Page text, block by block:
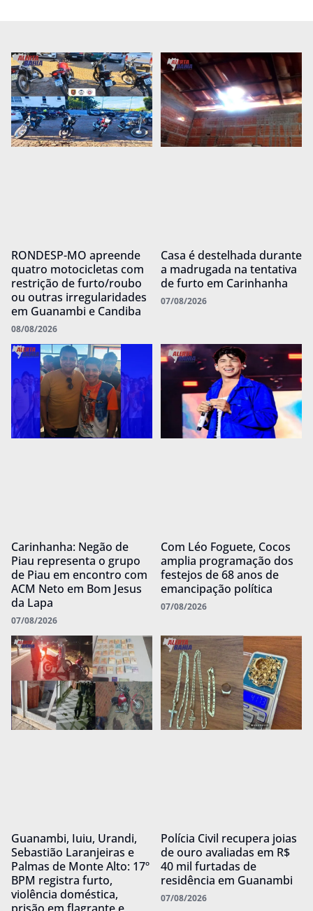
RONDESP-MO apreende
quatro motocicletas com
restrição de furto/roubo
ou outras irregularidades
em Guanambi e Candiba
08/08/2026
Casa é destelhada durante
a madrugada na tentativa
de furto em Carinhanha
07/08/2026
Carinhanha: Negão de
Piau representa o grupo
de Piau em encontro com
ACM Neto em Bom Jesus
da Lapa
07/08/2026
Com Léo Foguete, Cocos
amplia programação dos
festejos de 68 anos de
emancipação política
07/08/2026
Guanambi, Iuiu, Urandi,
Sebastião Laranjeiras e
Palmas de Monte Alto: 17º
BPM registra furto,
violência doméstica,
Polícia Civil recupera joias
de ouro avaliadas em R$
40 mil furtadas de
residência em Guanambi
07/08/2026